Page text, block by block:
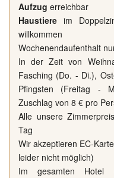
Aufzug erreichbar
Haustiere im
willkommen
Wochenendaufenthalt
In der Zeit von
Fasching (Do. - Di.),
Pfingsten (Freitag -
Zuschlag von 8 € pro
Alle unsere
Tag
Wir akzeptieren EC-
leider nicht möglich)
Im gesamten Hotel